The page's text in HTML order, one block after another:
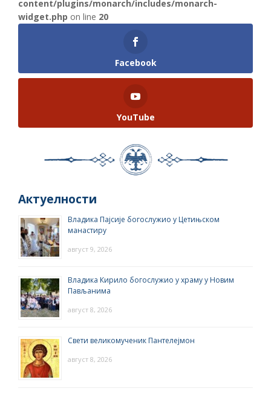
content/plugins/monarch/includes/monarch-
widget.php on line 20
Facebook
YouTube
Актуелности
Владика Пајсије богослужио у Цетињском
манастиру
август 9, 2026
Владика Кирило богослужио у храму у Новим
Пављанима
август 8, 2026
Свети великомученик Пантелејмон
август 8, 2026